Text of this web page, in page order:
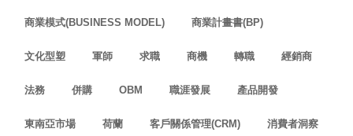
商業模式(BUSINESS MODEL) 商業計畫書(BP)
文化型塑 軍師 求職 商機 轉職 經銷商
法務 併購 OBM 職涯發展 產品開發
東南亞市場 荷蘭 客戶關係管理(CRM) 消費者洞察